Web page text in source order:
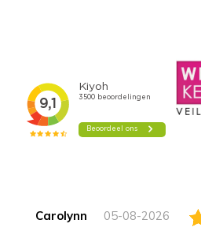
Carolynn 05-08-2026